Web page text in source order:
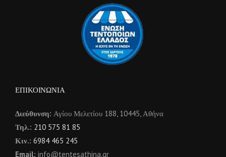
ΕΠΙΚΟΙΝΩΝΙΑ
Διεύθυνση: Αγίου Μελετίου 188, 10445, Αθήνα
Τηλ.: 210 575 81 85
Κιν.: 6984 465 245
Email: info@tentesathina.gr